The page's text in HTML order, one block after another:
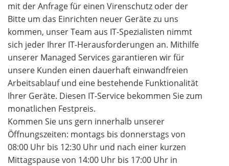
mit der Anfrage für einen Virenschutz oder der
Bitte um das Einrichten neuer Geräte zu uns
kommen, unser Team aus IT-Spezialisten nimmt
sich jeder Ihrer IT-Herausforderungen an. Mithilfe
unserer Managed Services garantieren wir für
unsere Kunden einen dauerhaft einwandfreien
Arbeitsablauf und eine bestehende Funktionalität
Ihrer Geräte. Diesen IT-Service bekommen Sie zum
monatlichen Festpreis.
Kommen Sie uns gern innerhalb unserer
Öffnungszeiten: montags bis donnerstags von
08:00 Uhr bis 12:30 Uhr und nach einer kurzen
Mittagspause von 14:00 Uhr bis 17:00 Uhr in